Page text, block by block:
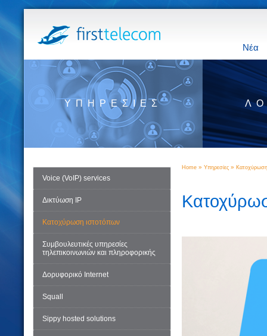
Νέα
ΥΠΗΡΕΣΊΕΣ
Voice (VoIP) services
Δικτύωση IP
Κατοχύρωση ιστοτόπων
Συμβουλευτικές υπηρεσίες
τηλεπικοινωνιών και πληροφορικής
Δορυφορικό Internet
Squall
Sippy hosted solutions
Home » Υπηρεσίες »